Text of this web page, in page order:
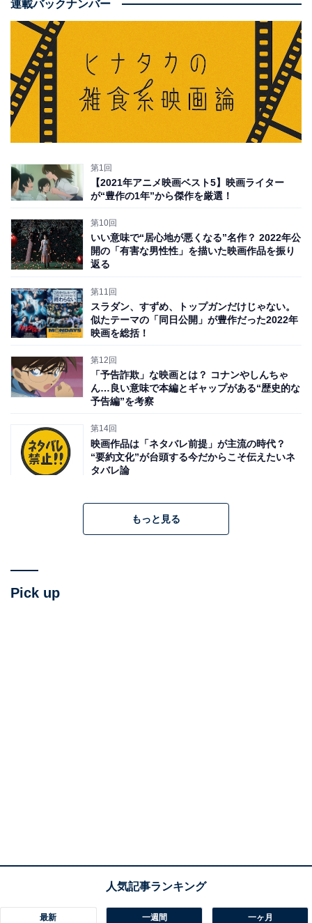
連載バックナンバー
第1回
【2021年アニメ映画ベスト5】映画ライター
が“豊作の1年”から傑作を厳選！
第10回
いい意味で“居心地が悪くなる”名作？ 2022年公
開の「有害な男性性」を描いた映画作品を振り
返る
第11回
スラダン、すずめ、トップガンだけじゃない。
似たテーマの「同日公開」が豊作だった2022年
映画を総括！
第12回
「予告詐欺」な映画とは？ コナンやしんちゃ
ん…良い意味で本編とギャップがある“歴史的な
予告編”を考察
第14回
映画作品は「ネタバレ前提」が主流の時代？
“要約文化”が台頭する今だからこそ伝えたいネ
タバレ論
もっと見る
Pick up
最新 一週間 一ヶ月